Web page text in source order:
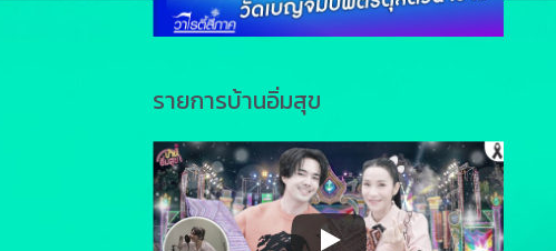
รายการบ้านอิ่มสุข